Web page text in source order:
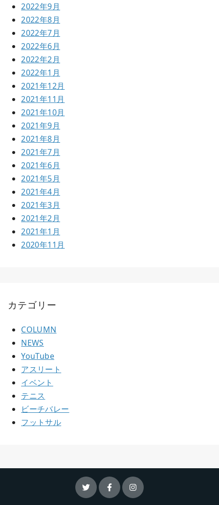
2022年9月
2022年8月
2022年7月
2022年6月
2022年2月
2022年1月
2021年12月
2021年11月
2021年10月
2021年9月
2021年8月
2021年7月
2021年6月
2021年5月
2021年4月
2021年3月
2021年2月
2021年1月
2020年11月
カテゴリー
COLUMN
NEWS
YouTube
アスリート
イベント
テニス
ビーチバレー
フットサル